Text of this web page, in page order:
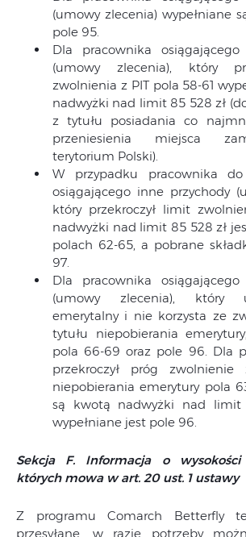
(umowy zlecenia) wypełniane
pole 95.
Dla pracownika
(umowy zlecenia), który
zwolnienia z PIT pola 58-61
nadwyżki nad limit 85 528 zł
z tytułu posiadania co
przeniesienia miejsca
terytorium Polski).
W przypadku pracownika
osiągającego inne przychody
który przekroczył limit
nadwyżki nad limit 85 528 zł
polach 62-65, a pobrane
97.
Dla pracownika
(umowy zlecenia), który
emerytalny i nie korzysta ze
tytułu niepobierania
pola 66-69 oraz pole 96. Dla
przekroczył próg
niepobierania emerytury pola
są kwotą nadwyżki nad limit
wypełniane jest pole 96.
Sekcja F. Informacja o
których mowa w art. 20 ust. 1 ustawy
Z programu Comarch Betterfly
przesyłane, w razie potrzeby